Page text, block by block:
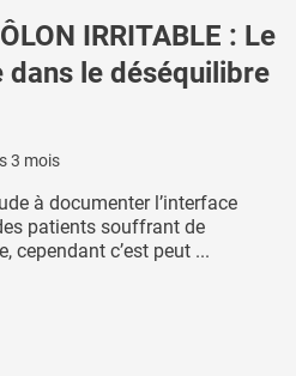
IRRITABLE : Le
dans le déséquilibre
3 mois
à documenter l’interface
patients souffrant de
cependant c’est peut ...